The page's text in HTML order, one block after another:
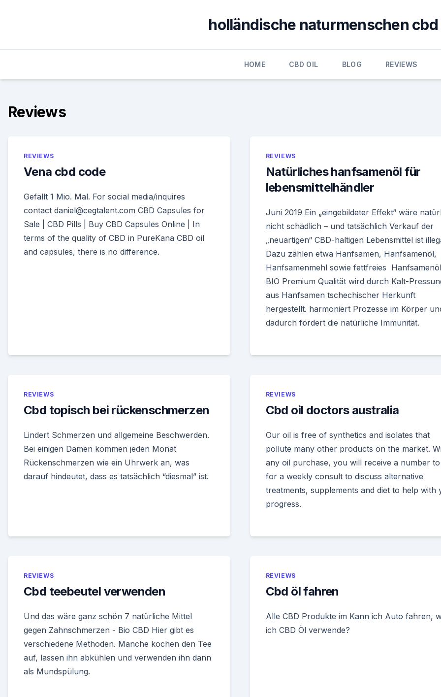
holländische naturmenschen cbd
HOME CBD OIL BLOG REVIEWS
Reviews
REVIEWS
Vena cbd code
Gefällt 1 Mio. Mal. For social media/inquires
contact daniel@cegtalent.com CBD Capsules for
Sale | CBD Pills | Buy CBD Capsules Online | In
terms of the quality of CBD in PureKana CBD oil
and capsules, there is no difference.
REVIEWS
Natürliches hanfsamenöl für
lebensmittelhändler
Juni 2019 Ein „eingebildeter Effekt“ wäre
nicht schädlich – und tatsächlich Verkauf der
„neuartigen“ CBD-haltigen Lebensmittel ist
Dazu zählen etwa Hanfsamen, Hanfsamenöl,
Hanfsamenmehl sowie fettfreies
BIO Premium Qualität wird durch Kalt-
aus Hanfsamen tschechischer Herkunft
hergestellt. harmoniert Prozesse im Körper
dadurch fördert die natürliche Immunität.
REVIEWS
Cbd topisch bei rückenschmerzen
Lindert Schmerzen und allgemeine Beschwerden.
Bei einigen Damen kommen jeden Monat
Rückenschmerzen wie ein Uhrwerk an, was
darauf hindeutet, dass es tatsächlich “diesmal” ist.
REVIEWS
Cbd oil doctors australia
Our oil is free of synthetics and isolates that
pollute many other products on the market.
any oil purchase, you will receive a number
for a weekly consult to discuss alternative
treatments, supplements and diet to help with
progress.
REVIEWS
Cbd teebeutel verwenden
Und das wäre ganz schön 7 natürliche Mittel
gegen Zahnschmerzen - Bio CBD Hier gibt es
verschiedene Methoden. Manche kochen den Tee
auf, lassen ihn abkühlen und verwenden ihn dann
als Mundspülung.
REVIEWS
Cbd öl fahren
Alle CBD Produkte im Kann ich Auto fahren,
ich CBD Öl verwende?